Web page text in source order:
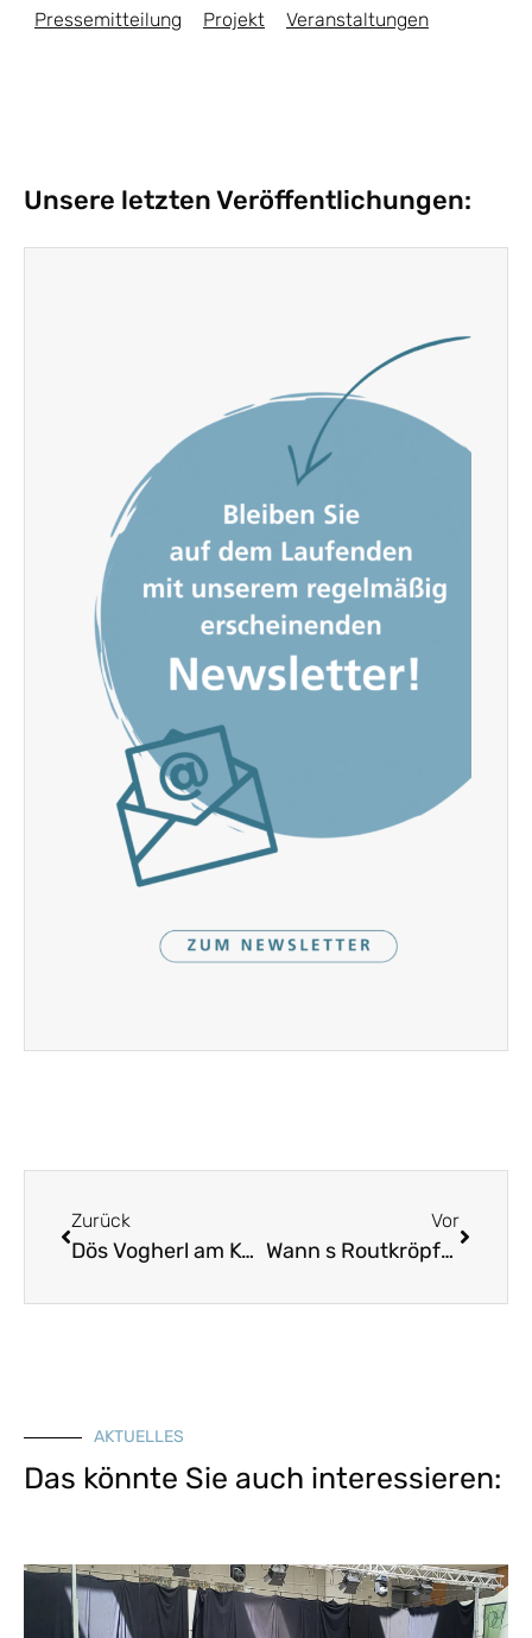
Pressemitteilung Projekt Veranstaltungen
Unsere letzten Veröffentlichungen:
Zurück
Dös Vogherl am Kerschbaam
Vor
Wann s Routkröpferl schreit
AKTUELLES
Das könnte Sie auch interessieren: